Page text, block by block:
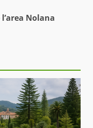
Nolana